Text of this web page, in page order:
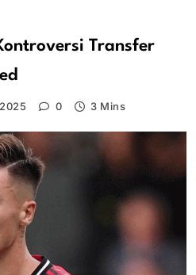
Transfer
0 3 Mins